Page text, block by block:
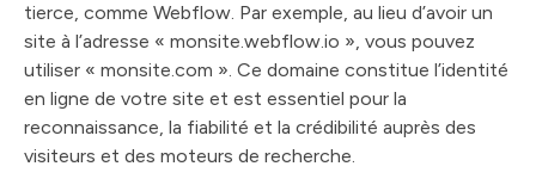
tierce, comme Webflow. Par exemple, au lieu d’avoir un
site à l’adresse « monsite.webflow.io », vous pouvez
utiliser « monsite.com ». Ce domaine constitue l’identité
en ligne de votre site et est essentiel pour la
reconnaissance, la fiabilité et la crédibilité auprès des
visiteurs et des moteurs de recherche.